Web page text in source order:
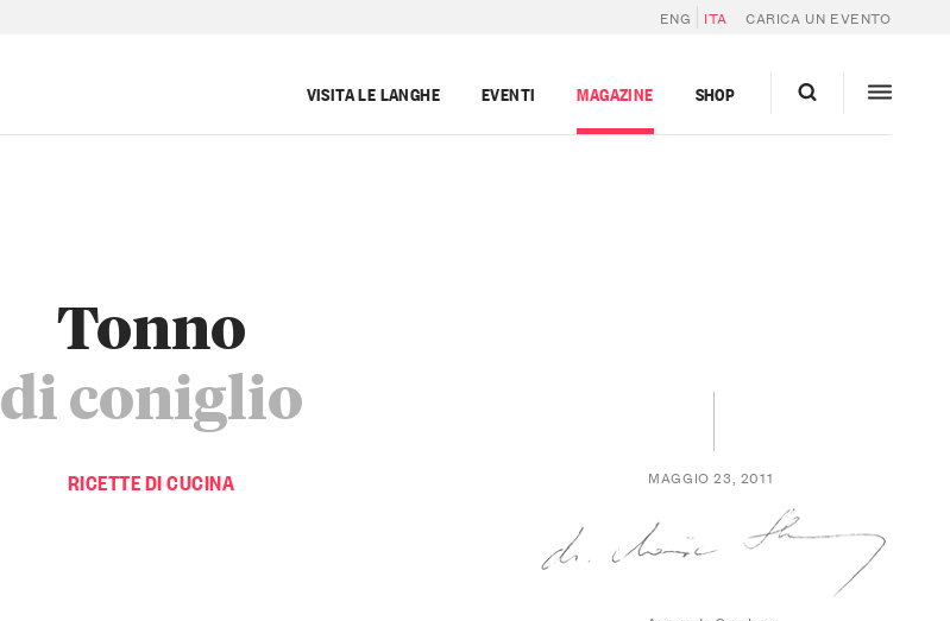
ENG ITA CARICA UN EVENTO
VISITA LE LANGHE EVENTI MAGAZINE SHOP
RICETTE DI CUCINA
Tonno
di coniglio
MAGGIO 23, 2011